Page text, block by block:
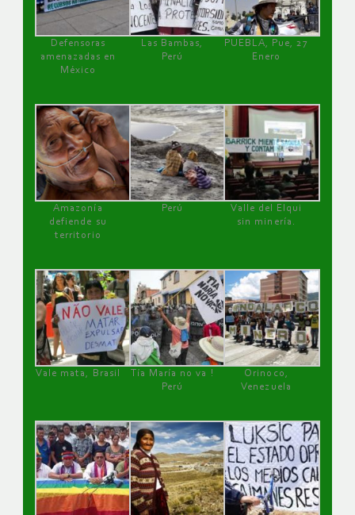
Defensoras
amenazadas en
México
Las Bambas,
Perú
PUEBLA, Pue, 27
Enero
Amazonía
defiende su
territorio
Perú
Valle del Elqui
sin minería.
Vale mata, Brasil
Tía María no va !
Perú
Orinoco,
Venezuela